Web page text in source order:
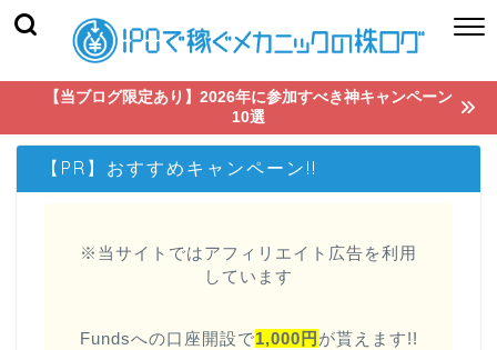
【当ブログ限定あり】2026年に参加すべき神キャンペーン
10選
【PR】おすすめキャンペーン!!
※当サイトではアフィリエイト広告を利用
しています
Fundsへの口座開設で1,000円 が貰えます!!